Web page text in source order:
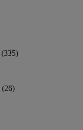
(335)
(26)